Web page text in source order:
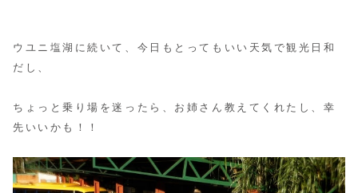
ウユニ塩湖に続いて、今日もとってもいい天気で観光日和
だし、
ちょっと乗り場を迷ったら、お姉さん教えてくれたし、幸
先いいかも！！